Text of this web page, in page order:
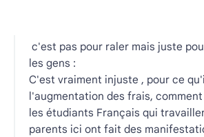
c'est pas pour raler mais juste
les gens :
C'est vraiment injuste , pour ce
l'augmentation des frais,
les étudiants Français qui
parents ici ont fait des